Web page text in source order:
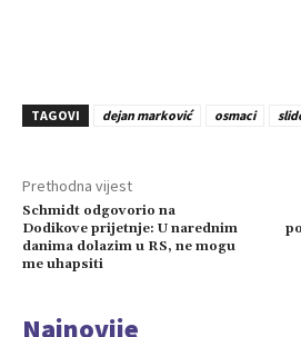
TAGOVI dejan marković osmaci
Prethodna vijest
Schmidt odgovorio na
Dodikove prijetnje: U narednim
danima dolazim u RS, ne mogu
me uhapsiti
Najnovije